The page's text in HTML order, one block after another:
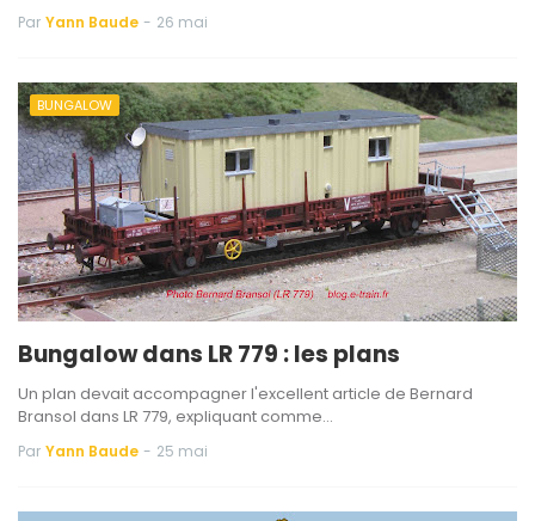
Par Yann Baude - 26 mai
BUNGALOW
Bungalow dans LR 779 : les plans
Un plan devait accompagner l'excellent article de Bernard
Bransol dans LR 779, expliquant comme…
Par Yann Baude - 25 mai